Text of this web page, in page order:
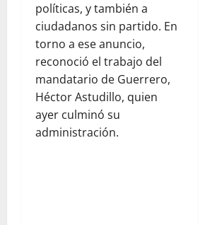
políticas, y también a
ciudadanos sin partido. En
torno a ese anuncio,
reconoció el trabajo del
mandatario de Guerrero,
Héctor Astudillo, quien
ayer culminó su
administración.